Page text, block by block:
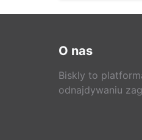
O nas
Biskly to
odnajdywaniu